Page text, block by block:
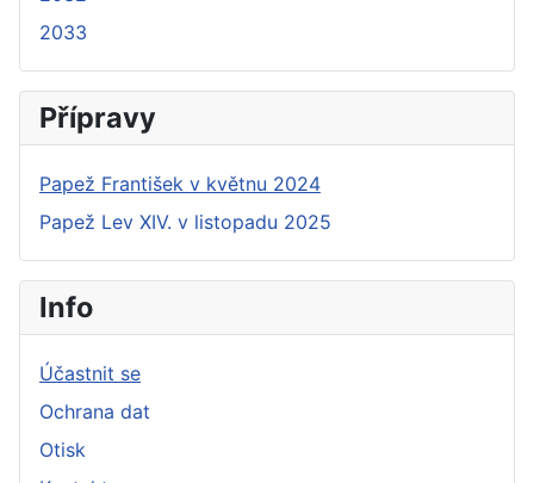
2033
Přípravy
Papež František v květnu 2024
Papež Lev XIV. v listopadu 2025
Info
Účastnit se
Ochrana dat
Otisk